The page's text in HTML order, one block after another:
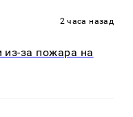
2 часа назад
за пожара на